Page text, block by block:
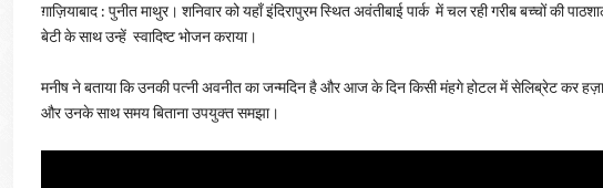
ग़ाज़ियाबाद : पुनीत माथुर। शनिवार को यहाँ इंदिरापुरम स्थित अवंतीबाई पार्क में चल रही गरीब बच्चों की
बेटी के साथ उन्हें स्वादिष्ट भोजन कराया।
मनीष ने बताया कि उनकी पत्नी अवनीत का जन्मदिन है और आज के दिन किसी मंहगे होटल में सेलिब्रेट कर
और उनके साथ समय बिताना उपयुक्त समझा।